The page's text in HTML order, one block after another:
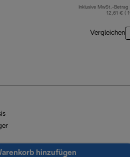
Inklusive MwSt.-Betrag
12,61 € (
Vergleichen
hinzufügen